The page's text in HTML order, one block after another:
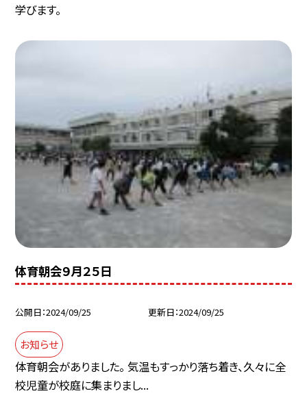
学びます。
体育朝会９月２５日
公開日 2024/09/25 更新日 2024/09/25
お知らせ
体育朝会がありました。 気温もすっかり落ち着き、久々に全
校児童が校庭に集まりまし...